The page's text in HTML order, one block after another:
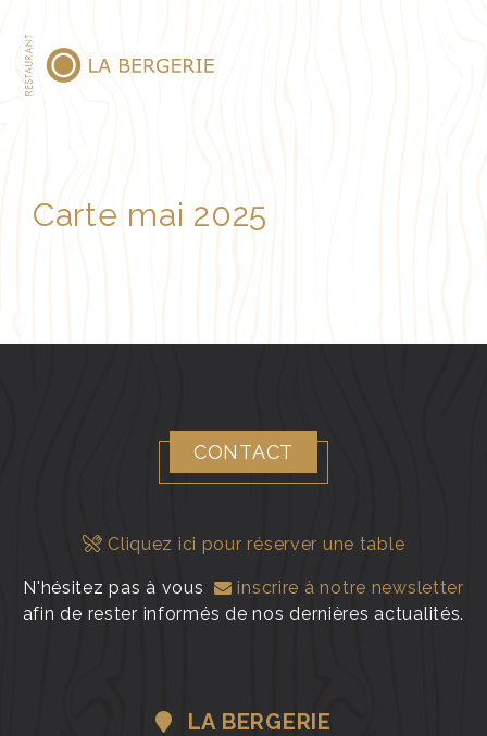
Carte mai 2025
CONTACT
Cliquez ici pour réserver une table
N'hésitez pas à vous
inscrire à notre newsletter
afin de rester informés de nos dernières actualités.
LA BERGERIE